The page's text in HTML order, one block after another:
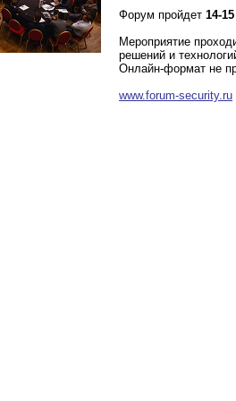
Форум пройдет 14-
Мероприятие
решений и
Онлайн-формат не
www.forum-security.ru